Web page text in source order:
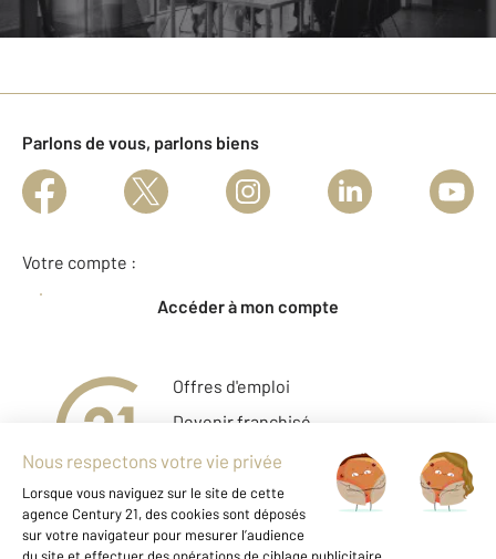
Parlons de vous, parlons biens
Votre compte :
Accéder à mon compte
Offres d'emploi
Devenir franchisé
Entreprise et commerce
Fine Homes & Estates
À propos